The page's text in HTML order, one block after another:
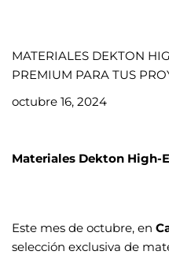
MATERIALES DEKTON
PREMIUM PARA TUS
octubre 16, 2024
Materiales Dekton High-
Este mes de octubre, en
selección exclusiva de